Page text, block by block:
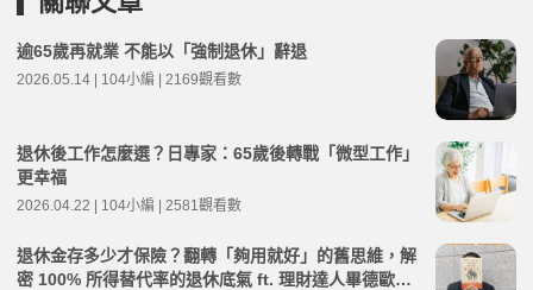
逾65歲再就業 不能以「強制退休」辭退
2026.05.14 | 104小編 | 2169觀看數
退休後工作怎麼選？日專家：65歲後轉戰「微型工作」
更幸福
2026.04.22 | 104小編 | 2581觀看數
退休金存多少才保險？翻轉「夠用就好」的舊思維，解
密 100% 所得替代率的退休底氣 ft. 理財達人畢德歐夫 |